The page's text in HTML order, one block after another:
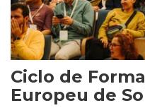
Ciclo de
Europeu de